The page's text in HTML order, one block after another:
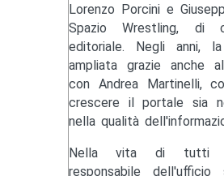
Lorenzo Porcini e
Spazio Wrestling, di
editoriale. Negli anni,
ampliata grazie anche
con Andrea Martinelli,
crescere il portale sia
nella qualità
Nella vita di tutti i
responsabile